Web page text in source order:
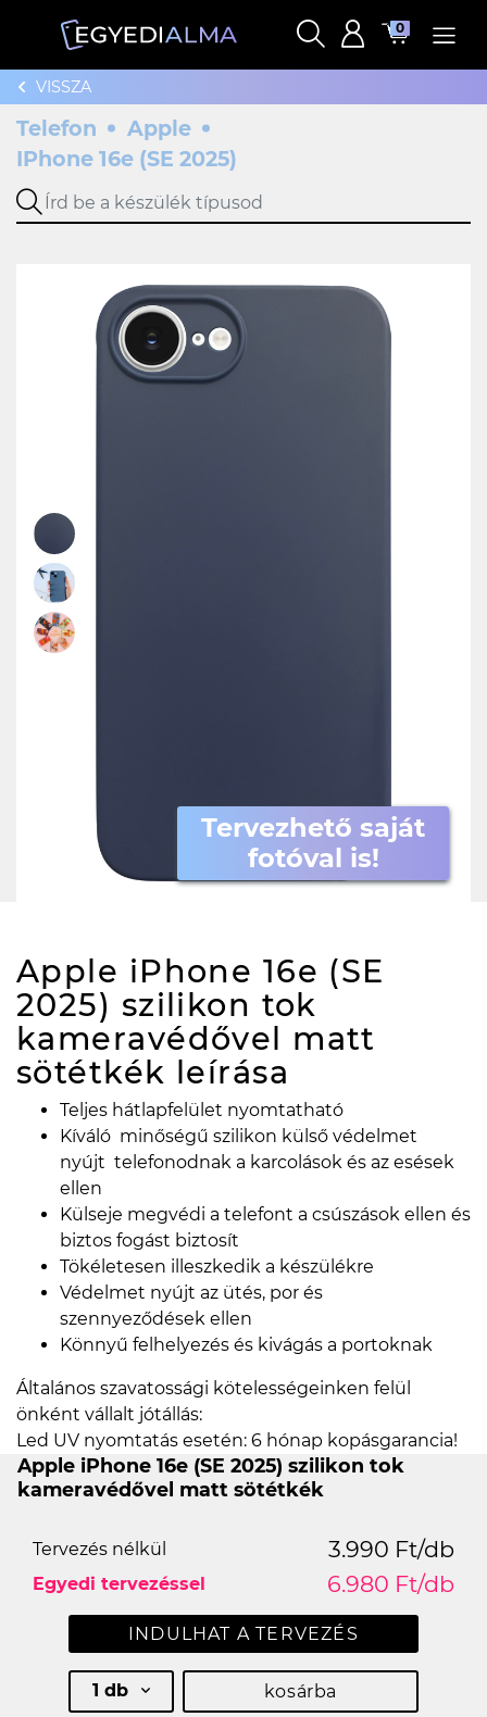
0
VISSZA
Telefon
Apple
IPhone 16e (SE 2025)
Tervezhető saját
fotóval is!
Apple iPhone 16e (SE
2025) szilikon tok
kameravédővel matt
sötétkék leírása
Teljes hátlapfelület nyomtatható
Kíváló minőségű szilikon külső védelmet
nyújt telefonodnak a karcolások és az esések
ellen
Külseje megvédi a telefont a csúszások ellen és
biztos fogást biztosít
Tökéletesen illeszkedik a készülékre
Védelmet nyújt az ütés, por és
szennyeződések ellen
Könnyű felhelyezés és kivágás a portoknak
Általános szavatossági kötelességeinken felül
önként vállalt jótállás:
Led UV nyomtatás esetén: 6 hónap kopásgarancia!
Apple iPhone 16e (SE 2025) szilikon tok
kameravédővel matt sötétkék
Tervezés nélkül 3.990 Ft/db
Egyedi tervezéssel 6.980 Ft/db
INDULHAT A TERVEZÉS
1 db kosárba